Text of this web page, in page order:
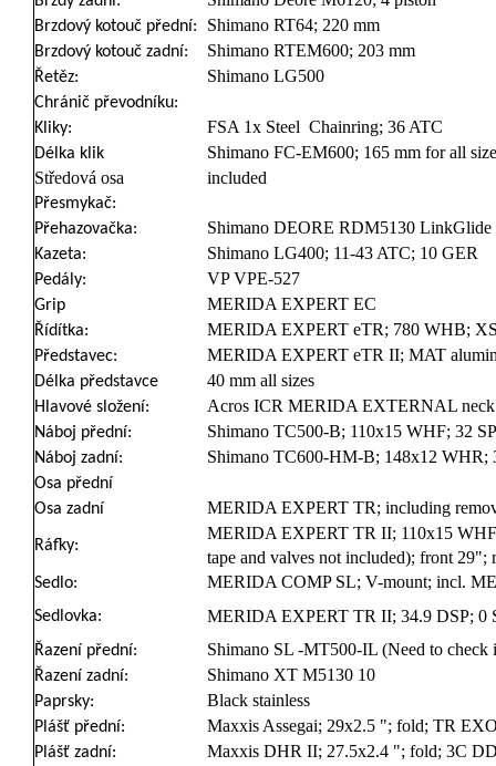
Brzdový kotouč přední: Shimano RT64; 220 mm
Brzdový kotouč zadní: Shimano RTEM600; 203 mm
Řetěz: Shimano LG500
Chránič převodníku:
Kliky:
FSA 1x Steel Chainring; 36 ATC
Délka klik
Shimano FC-EM600; 165 mm for all
Středová osa
included
Přesmykač:
Přehazovačka:
Shimano DEORE RDM5130 LinkGlide
Kazeta: Shimano LG400; 11-43 ATC; 10 GER
Pedály: VP VPE-527
Grip MERIDA EXPERT EC
Řídítka: MERIDA EXPERT eTR; 780 WHB;
Představec: MERIDA EXPERT eTR II; MAT
Délka představce 40 mm all sizes
Hlavové složení: Acros ICR MERIDA EXTERNAL
Náboj přední: Shimano TC500-B; 110x15 WHF; 32
Náboj zadní: Shimano TC600-HM-B; 148x12 WHR;
Osa přední
Osa zadní
MERIDA EXPERT TR; including
Ráfky:
MERIDA EXPERT TR II; 110x15
tape and valves not included); front 29";
Sedlo: MERIDA COMP SL; V-mount; incl.
Sedlovka: MERIDA EXPERT TR II; 34.9 DSP; 0
Řazení přední: Shimano SL -MT500-IL (Need to
Řazení zadní: Shimano XT M5130 10
Paprsky: Black stainless
Plášť přední: Maxxis Assegai; 29x2.5 "; fold; TR
Plášť zadní: Maxxis DHR II; 27.5x2.4 "; fold; 3C